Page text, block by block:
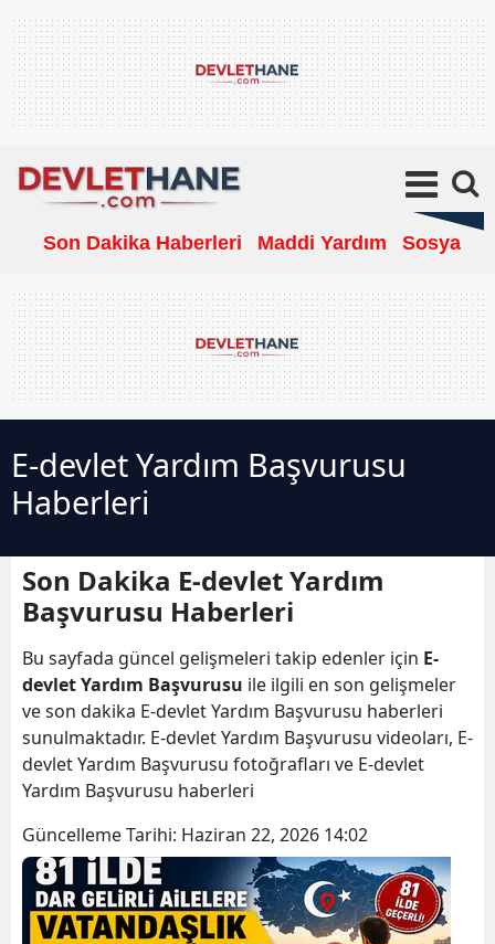
Son Dakika Haberleri Maddi Yardım Sosyal
E-devlet Yardım Başvurusu
Haberleri
Son Dakika E-devlet Yardım
Başvurusu Haberleri
Bu sayfada güncel gelişmeleri takip edenler için E-
devlet Yardım Başvurusu ile ilgili en son gelişmeler
ve son dakika E-devlet Yardım Başvurusu haberleri
sunulmaktadır. E-devlet Yardım Başvurusu videoları, E-
devlet Yardım Başvurusu fotoğrafları ve E-devlet
Yardım Başvurusu haberleri
Güncelleme Tarihi: Haziran 22, 2026 14:02